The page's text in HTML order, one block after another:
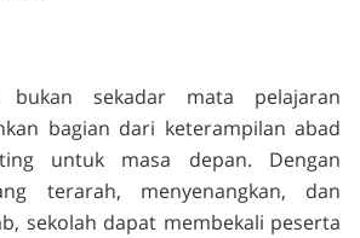
sekadar mata pelajaran
bagian dari keterampilan abad
untuk masa depan. Dengan
terarah, menyenangkan, dan
sekolah dapat membekali peserta